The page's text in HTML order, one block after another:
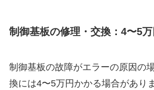
制御基板の修理・交換：4〜5万
制御基板の故障がエラーの原因の
換には4〜5万円かかる場合がありま